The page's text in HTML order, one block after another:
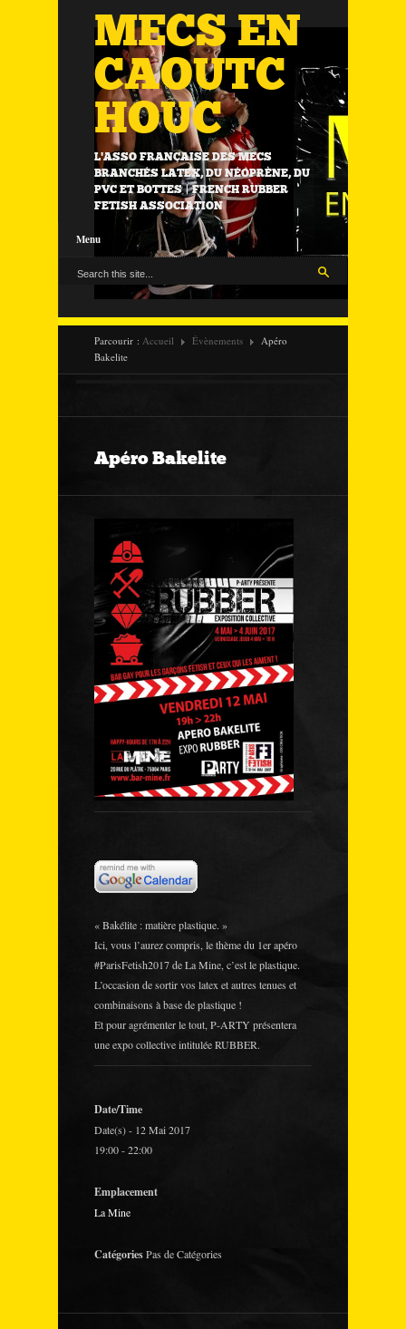
MECS EN
CAOUTC
HOUC
L'ASSO FRANÇAISE DES MECS
BRANCHÉS LATEX, DU NÉOPRÈNE, DU
PVC ET BOTTES | FRENCH RUBBER
FETISH ASSOCIATION
Menu
Parcourir : Accueil Évènements
Apéro
Bakelite
Apéro Bakelite
« Bakélite : matière plastique. »
Ici, vous l’aurez compris, le thème du 1er apéro
#ParisFetish2017 de La Mine, c’est le plastique.
L’occasion de sortir vos latex et autres tenues et
combinaisons à base de plastique !
Et pour agrémenter le tout, P-ARTY présentera
une expo collective intitulée RUBBER.
Date/Time
Date(s) - 12 Mai 2017
19:00 - 22:00
Emplacement
La Mine
CatégoriesPas de Catégories